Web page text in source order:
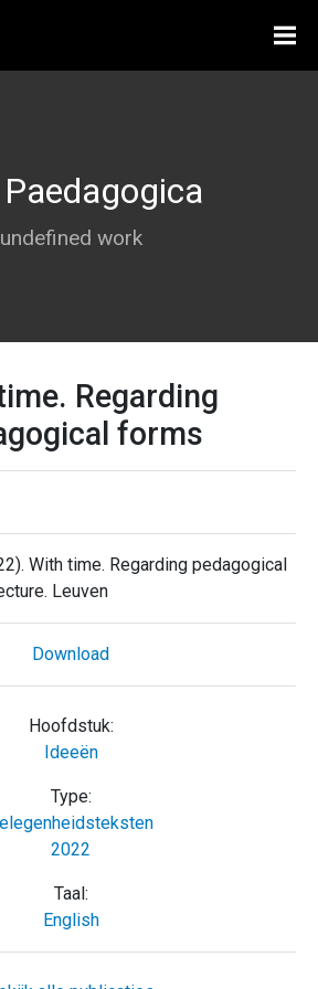
Paedagogica
undefined work
Regarding
forms
With time. Regarding pedagogical
Leuven
Download
Hoofdstuk:
Ideeën
Type:
2022
Taal:
English